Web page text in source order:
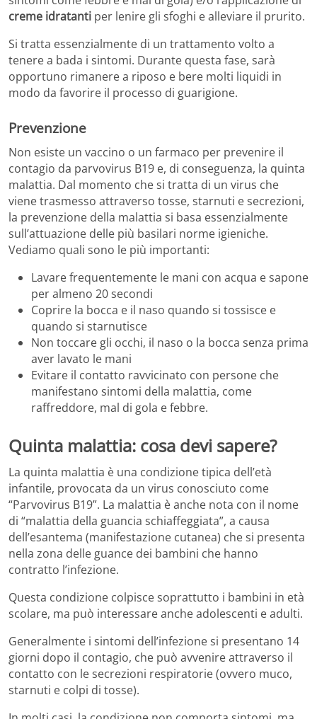
creme idratanti per lenire gli sfoghi e alleviare il prurito.
Si tratta essenzialmente di un trattamento volto a
tenere a bada i sintomi. Durante questa fase, sarà
opportuno rimanere a riposo e bere molti liquidi in
modo da favorire il processo di guarigione.
Prevenzione
Non esiste un vaccino o un farmaco per prevenire il
contagio da parvovirus B19 e, di conseguenza, la quinta
malattia. Dal momento che si tratta di un virus che
viene trasmesso attraverso tosse, starnuti e secrezioni,
la prevenzione della malattia si basa essenzialmente
sull’attuazione delle più basilari norme igieniche.
Vediamo quali sono le più importanti:
Lavare frequentemente le mani con acqua e sapone
per almeno 20 secondi
Coprire la bocca e il naso quando si tossisce e
quando si starnutisce
Non toccare gli occhi, il naso o la bocca senza prima
aver lavato le mani
Evitare il contatto ravvicinato con persone che
manifestano sintomi della malattia, come
raffreddore, mal di gola e febbre.
Quinta malattia: cosa devi sapere?
La quinta malattia è una condizione tipica dell’età
infantile, provocata da un virus conosciuto come
“Parvovirus B19”. La malattia è anche nota con il nome
di “malattia della guancia schiaffeggiata”, a causa
dell’esantema (manifestazione cutanea) che si presenta
nella zona delle guance dei bambini che hanno
contratto l’infezione.
Questa condizione colpisce soprattutto i bambini in età
scolare, ma può interessare anche adolescenti e adulti.
Generalmente i sintomi dell’infezione si presentano 14
giorni dopo il contagio, che può avvenire attraverso il
contatto con le secrezioni respiratorie (ovvero muco,
starnuti e colpi di tosse).